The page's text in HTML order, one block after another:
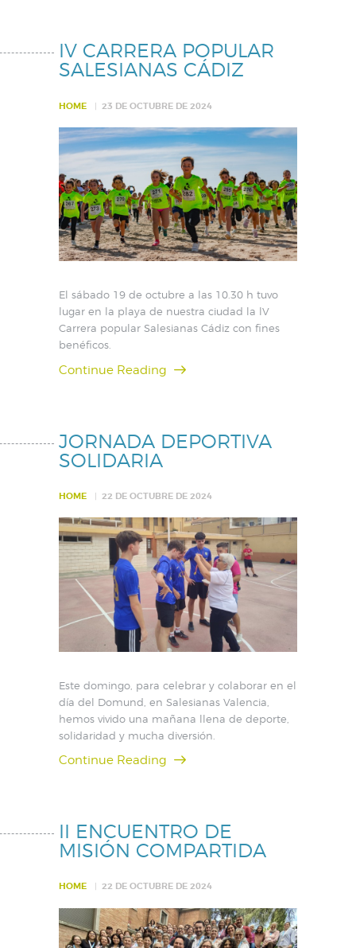
IV CARRERA POPULAR
SALESIANAS CÁDIZ
HOME 23 DE OCTUBRE DE 2024
El sábado 19 de octubre a las 10.30 h tuvo
lugar en la playa de nuestra ciudad la lV
Carrera popular Salesianas Cádiz con fines
benéficos.
Continue Reading
JORNADA DEPORTIVA
SOLIDARIA
HOME 22 DE OCTUBRE DE 2024
Este domingo, para celebrar y colaborar en el
día del Domund, en Salesianas Valencia,
hemos vivido una mañana llena de deporte,
solidaridad y mucha diversión.
Continue Reading
II ENCUENTRO DE
MISIÓN COMPARTIDA
HOME 22 DE OCTUBRE DE 2024